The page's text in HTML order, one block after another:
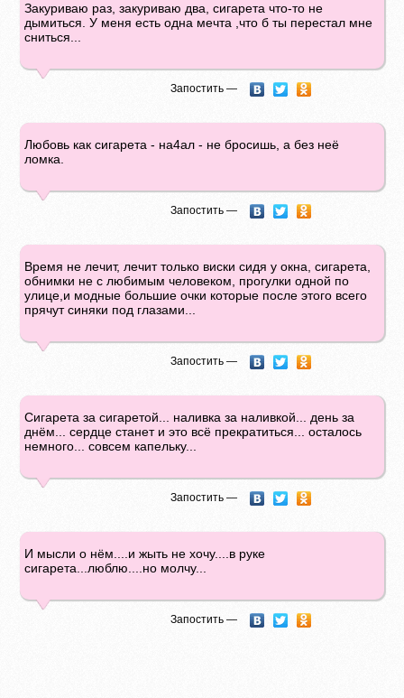
Закуриваю раз, закуриваю два, сигарета что-то не
дымиться. У меня есть одна мечта ,что б ты перестал мне
сниться...
Запостить —
Любовь как сигарета - на4ал - не бросишь, а без неё
ломка.
Запостить —
Время не лечит, лечит только виски сидя у окна, сигарета,
обнимки не с любимым человеком, прогулки одной по
улице,и модные большие очки которые после этого всего
прячут синяки под глазами...
Запостить —
Сигарета за сигаретой... наливка за наливкой... день за
днём... сердце станет и это всё прекратиться... осталось
немного... совсем капельку...
Запостить —
И мысли о нём....и жыть не хочу....в руке
сигарета...люблю....но молчу...
Запостить —